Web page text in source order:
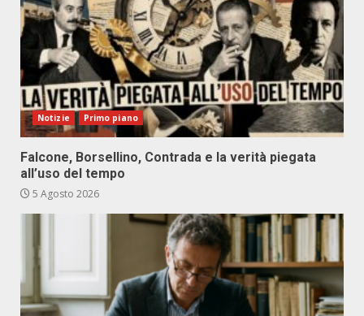
Notizie Primo piano
Falcone, Borsellino, Contrada e la verità piegata
all’uso del tempo
5 Agosto 2026